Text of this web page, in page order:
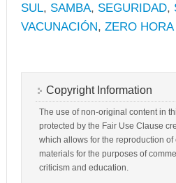
SUL, SAMBA, SEGURIDAD,
VACUNACIÓN, ZERO HORA
Copyright Information
The use of non-original content in
protected by the Fair Use Clause
which allows for the reproduction of
materials for the purposes of
criticism and education.